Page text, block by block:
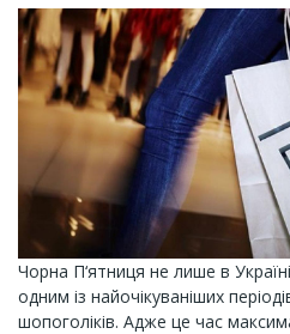
Чорна П‘ятниця не лише в
одним із найочікуваніших
шопоголіків. Адже це час